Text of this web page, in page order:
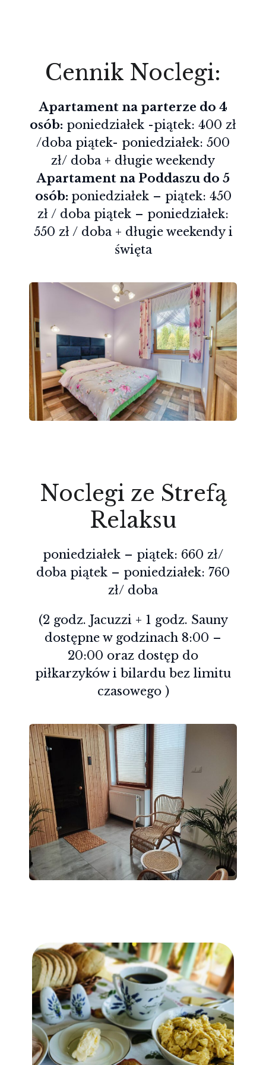
Cennik Noclegi:
Apartament na parterze do 4
osób: poniedziałek -piątek: 400 zł
/doba piątek- poniedziałek: 500
zł/ doba + długie weekendy
Apartament na Poddaszu do 5
osób: poniedziałek – piątek: 450
zł / doba piątek – poniedziałek:
550 zł / doba + długie weekendy i
święta
Noclegi ze Strefą
Relaksu
poniedziałek – piątek: 660 zł/
doba piątek – poniedziałek: 760
zł/ doba
(2 godz. Jacuzzi + 1 godz. Sauny
dostępne w godzinach 8:00 –
20:00 oraz dostęp do
piłkarzyków i bilardu bez limitu
czasowego )